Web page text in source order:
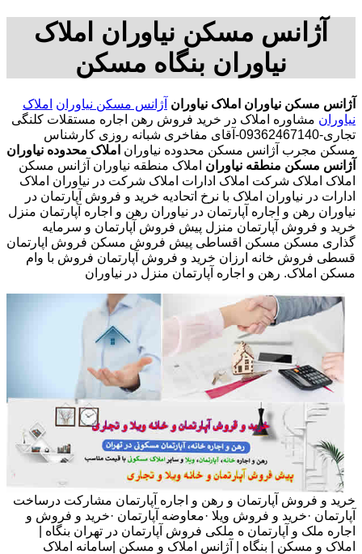
آژانس مسکن نیاوران املاک
نیاوران بنگاه مسکن
آژانس مسکن نیاوران املاک نیاوران آژانس مسکن نیاوران املاک
نیاوران مشاوره املاک در خرید فروش رهن اجاره مستقلات کلنگی
تجاری-09362467140-آقای مفاخری شبانه روزی کارشناس
مسکن مجرب آژانس مسکن محدوده نیاوران املاک محدوده نیاوران
آژانس مسکن منطقه نیاوران املاک منطقه نیاوران آژانس مسکن
املاک املاک شرکت املاک ادارات املاک شرکت در نیاوران املاک
ادارات در نیاوران املاک با نرخ اتحادیه خرید و فروش آپارتمان در
نیاوران رهن و اجاره آپارتمان در نیاوران رهن و اجاره آپارتمان منزل
خرید و فروش آپارتمان منزل پیش فروش آپارتمان و سرمایه
گذاری مسکن مسکن اقساطی پیش فروش مسکن فروش اپارتمان
قسطی فروش خانه ارزان خرید و فروش آپارتمان فروش با وام
مسکن املاک. رهن و اجاره آپارتمان منزل در نیاوران
خرید و فروش آپارتمان و رهن و اجاره آپارتمان مشارکت درساخت
آپارتمان ·خرید و فروش ویلا ·معاوضه آپارتمان ·خرید و فروش و
اجاره ملک و آپارتمان ه ملکی فروش آپارتمان در تهران بنگاه |
املاک و مسکن | بنگاه | آژانس املاک و مسکن |سامانه املاک